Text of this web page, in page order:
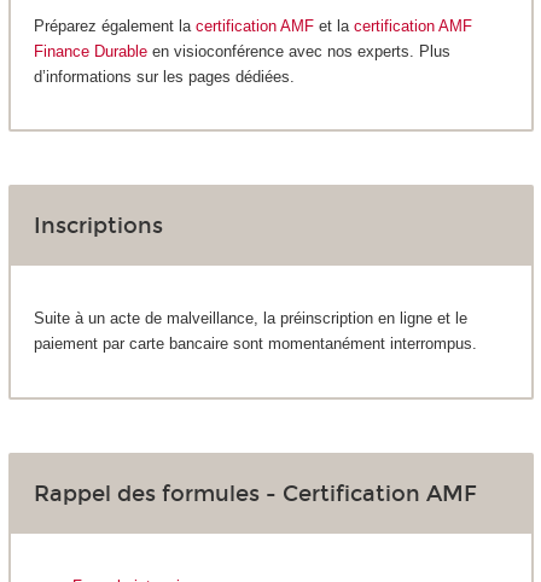
Préparez également la certification AMFet la certification AMF
Finance Durableen visioconférence avec nos experts. Plus
d’informations sur les pages dédiées.
Inscriptions
Suite à un acte de malveillance, la préinscription en ligne et le
paiement par carte bancaire sont momentanément interrompus.
Rappel des formules - Certification AMF